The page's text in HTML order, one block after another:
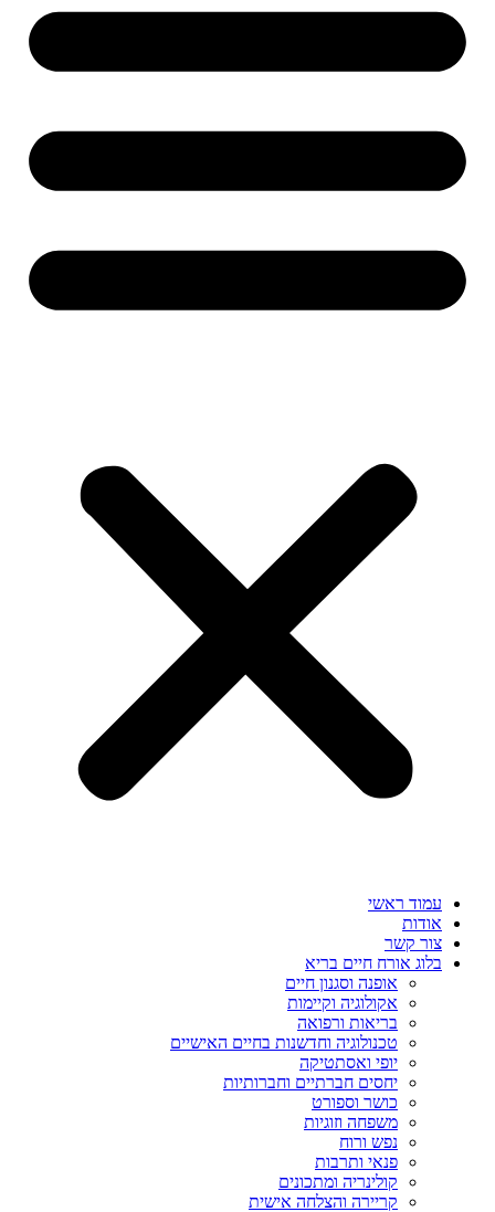
עמוד ראשי
אודות
צור קשר
בלוג אורח חיים בריא
אופנה וסגנון חיים
אקולוגיה וקיימות
בריאות ורפואה
טכנולוגיה וחדשנות בחיים האישיים
יופי ואסתטיקה
יחסים חברתיים וחברותיות
כושר וספורט
משפחה וזוגיות
נפש ורוח
פנאי ותרבות
קולינריה ומתכונים
קריירה והצלחה אישית